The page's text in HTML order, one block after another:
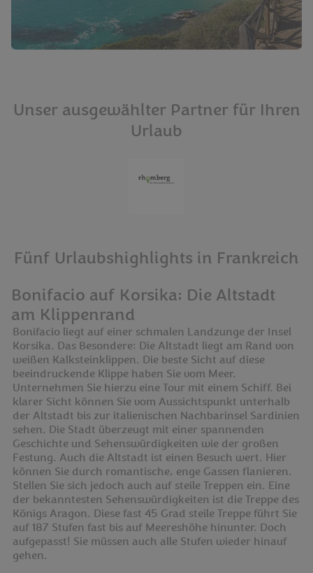
Unser ausgewählter Partner für Ihren
Urlaub
Fünf Urlaubshighlights in Frankreich
Bonifacio auf Korsika: Die Altstadt
am Klippenrand
Bonifacio liegt auf einer schmalen Landzunge der Insel
Korsika. Das Besondere: Die Altstadt liegt am Rand von
weißen Kalksteinklippen. Die beste Sicht auf diese
beeindruckende Klippe haben Sie vom Meer.
Unternehmen Sie hierzu eine Tour mit einem Schiff. Bei
klarer Sicht können Sie vom Aussichtspunkt unterhalb
der Altstadt bis zur italienischen Nachbarinsel Sardinien
sehen. Die Stadt überzeugt mit einer spannenden
Geschichte und Sehenswürdigkeiten wie der großen
Festung. Auch die Altstadt ist einen Besuch wert. Hier
können Sie durch romantische, enge Gassen flanieren.
Stellen Sie sich jedoch auch auf steile Treppen ein. Eine
der bekanntesten Sehenswürdigkeiten ist die Treppe des
Königs Aragon. Diese fast 45 Grad steile Treppe führt Sie
auf 187 Stufen fast bis auf Meereshöhe hinunter. Doch
aufgepasst! Sie müssen auch alle Stufen wieder hinauf
gehen.